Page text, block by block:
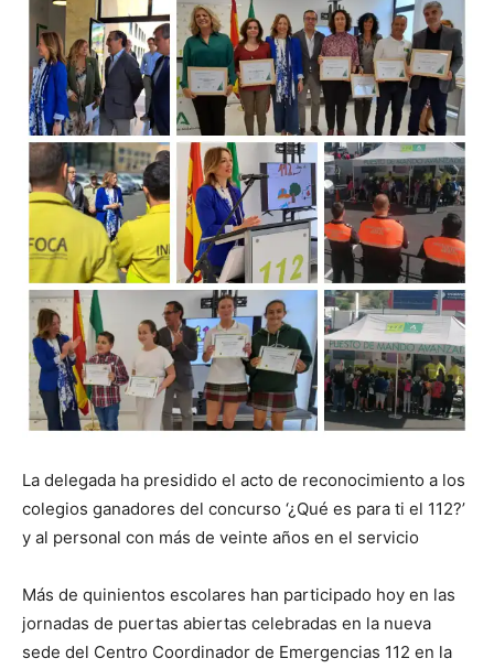
La delegada ha presidido el acto de reconocimiento a los
colegios ganadores del concurso ‘¿Qué es para ti el 112?’
y al personal con más de veinte años en el servicio
Más de quinientos escolares han participado hoy en las
jornadas de puertas abiertas celebradas en la nueva
sede del Centro Coordinador de Emergencias 112 en la